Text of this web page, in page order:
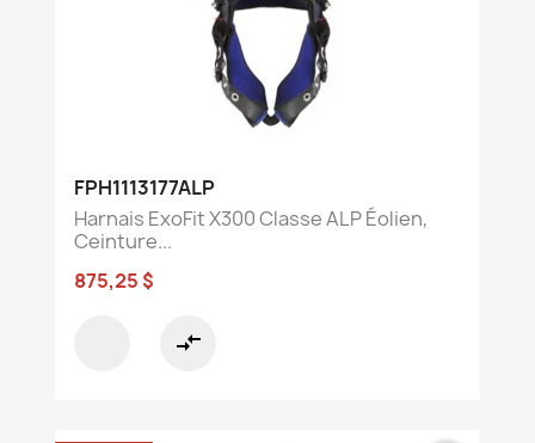
FPH1113177ALP
Harnais ExoFit X300 Classe ALP Éolien,
Ceinture...
875,25 $
compare_arrows